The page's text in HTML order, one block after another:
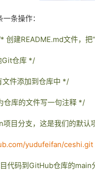
条操作：
创建README.md文件，
Git仓库 */
件添加到仓库中 */
仓库的文件写一句注释 */
目分支，这是我们的默认
yudufeifan/ceshi.git
代码到GitHub仓库的main